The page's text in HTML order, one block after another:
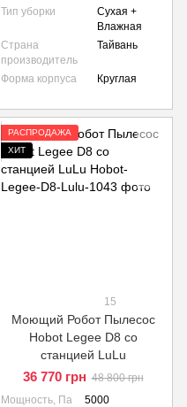
Тип уборки
Сухая +
Влажная
Страна
производитель
Тайвань
Форма корпуса Круглая
РАСПРОДАЖА
ХИТ
15
Моющий Робот Пылесос
Hobot Legee D8 со
станцией LuLu
36 770 грн 48 800 грн
Мощность, Па
5000